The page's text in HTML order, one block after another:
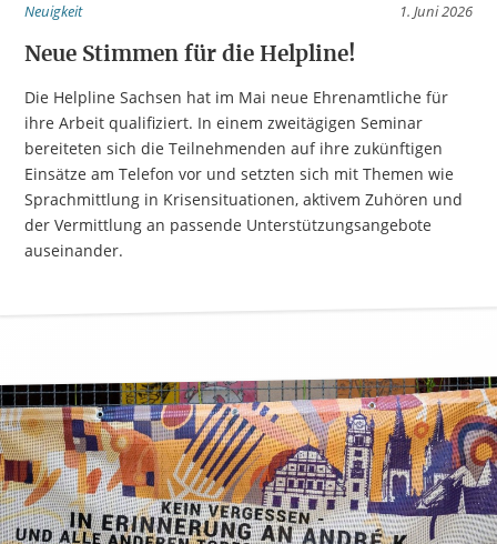
Neuigkeit 1. Juni 2026
Neue Stimmen für die Helpline!
Die Helpline Sachsen hat im Mai neue Ehrenamtliche für
ihre Arbeit qualifiziert. In einem zweitägigen Seminar
bereiteten sich die Teilnehmenden auf ihre zukünftigen
Einsätze am Telefon vor und setzten sich mit Themen wie
Sprachmittlung in Krisensituationen, aktivem Zuhören und
der Vermittlung an passende Unterstützungsangebote
auseinander.